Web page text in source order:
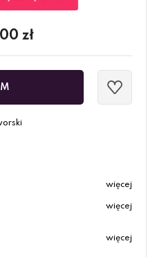
zł
więcej
więcej
więcej